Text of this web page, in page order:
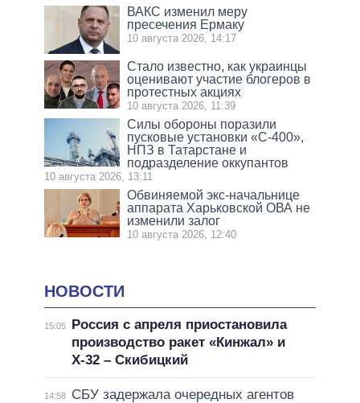
ВАКС изменил меру
пресечения Ермаку
10 августа 2026, 14:17
Стало известно, как украинцы
оценивают участие блогеров в
протестных акциях
10 августа 2026, 11:39
Силы обороны поразили
пусковые установки «С-400»,
НПЗ в Татарстане и
подразделение оккупантов
10 августа 2026, 13:11
Обвиняемой экс-начальнице
аппарата Харьковской ОВА не
изменили залог
10 августа 2026, 12:40
НОВОСТИ
15:05
Россия с апреля приостановила
производство ракет «Кинжал» и
Х-32 – Скибицкий
14:58
СБУ задержала очередных агентов